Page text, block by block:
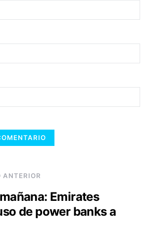
Emirates
de power banks a